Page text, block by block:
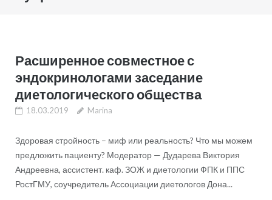
Расширенное совместное с
эндокринологами заседание
диетологического общества
18.03.2019 Marina
Здоровая стройность – миф или реальность? Что мы можем
предложить пациенту? Модератор — Дударева Виктория
Андреевна, ассистент. каф. ЗОЖ и диетологии ФПК и ППС
РостГМУ, соучредитель Ассоциации диетологов Дона...